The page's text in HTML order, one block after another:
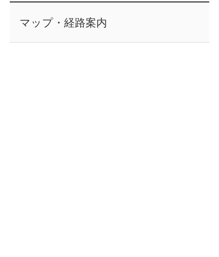
マップ・経路案内